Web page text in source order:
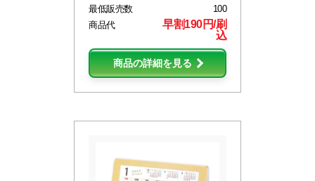
最低販売数
100
商品代
早割190円/刷
込
商品の詳細を見る